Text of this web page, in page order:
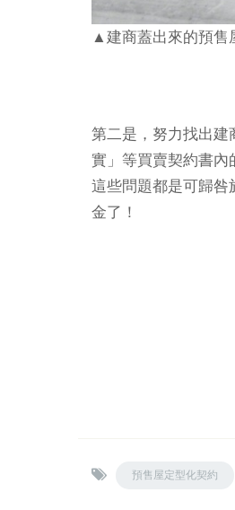
▲建商蓋出來的預售
第二是，努力找出建
實」等買賣契約書內
這些問題都是可歸咎
金了！
預售屋定型化契約